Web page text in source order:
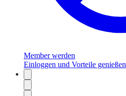
Member werden
Einloggen und Vorteile genießen